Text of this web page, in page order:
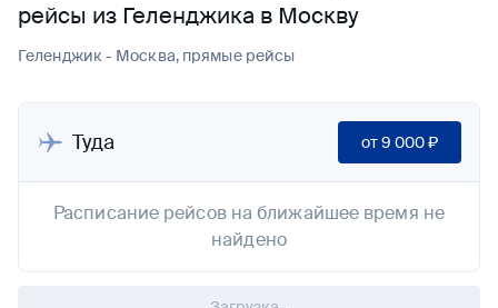
рейсы из Геленджика в Москву
Геленджик - Москва, прямые рейсы
Туда от9 000 ₽
Расписание рейсов на ближайшее время не
найдено